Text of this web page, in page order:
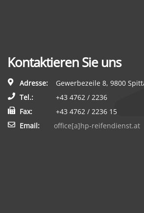
Kontaktieren Sie uns
Adresse:
Gewerbezeile 8, 9800
Tel.:
+43 4762 / 2236
Fax:
+43 4762 / 2236 15
Email:
office[a]hp-reifendienst.at